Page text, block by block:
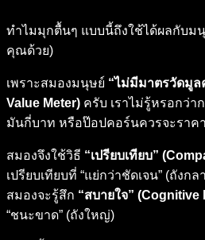
ทำไมมุกตื้นๆ แบบนี้ถึงใช้ได้ผลกับม
คุณด้วย)
เพราะสมองมนุษย์ “ไม่มีมาตรวัดมูล
Value Meter) ครับ เราไม่รู้หรอกว่า
มันกี่บาท หรือป๊อปคอร์นควรจะราค
สมองจึงใช้วิธี “เปรียบเทียบ”
เปรียบเทียบที่ “แย่กว่าชัดเจน” (ถังก
สมองจะรู้สึก “สบายใจ” (Cognitive
“ชนะขาด” (ถังใหญ่)